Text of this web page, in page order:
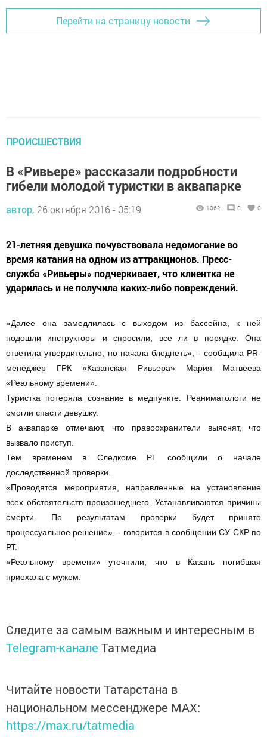
Перейти на страницу новости
ПРОИСШЕСТВИЯ
В «Ривьере» рассказали подробности
гибели молодой туристки в аквапарке
автор, 26 октября 2016 - 05:19 1062 0 0
21-летняя девушка почувствовала недомогание во
время катания на одном из аттракционов. Пресс-
служба «Ривьеры» подчеркивает, что клиентка не
ударилась и не получила каких-либо повреждений.
«Далее она замедлилась с выходом из бассейна, к ней
подошли инструкторы и спросили, все ли в порядке. Она
ответила утвердительно, но начала бледнеть», - сообщила PR-
менеджер ГРК «Казанская Ривьера» Мария Матвеева
«Реальному времени».
Туристка потеряла сознание в медпункте. Реаниматологи не
смогли спасти девушку.
В аквапарке отмечают, что правоохранители выяснят, что
вызвало приступ.
Тем временем в Следкоме РТ сообщили о начале
доследственной проверки.
«Проводятся мероприятия, направленные на установление
всех обстоятельств произошедшего. Устанавливаются причины
смерти. По результатам проверки будет принято
процессуальное решение», - говорится в сообщении СУ СКР по
РТ.
«Реальному времени» уточнили, что в Казань погибшая
приехала с мужем.
Следите за самым важным и интересным в
Telegram-канале Татмедиа
Читайте новости Татарстана в
национальном мессенджере MАХ:
https://max.ru/tatmedia